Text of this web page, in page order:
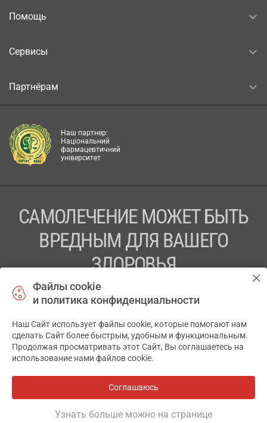
Помощь
Сервисы
Партнёрам
Наш партнер:
Національний
фармацевтичний
університет
САМОЛЕЧЕНИЕ МОЖЕТ БЫТЬ
ВРЕДНЫМ ДЛЯ ВАШЕГО
ЗДОРОВЬЯ
ПЕРЕД ПРИМЕНЕНИЕМ ПРЕПАРАТА
ПРОКОНСУЛЬТИРУЙТЕСЬ С ВРАЧОМ
ТОВ «АПТЕКА 911.ЮА» Код ЄДРПОУ 43631965.
Отказ от ответственности
АПТЕКА911.ЮА
Файлы cookie
и политика конфиденциальности
Наш Сайт использует файлы cookie, которые помогают нам
сделать Сайт более быстрым, удобным и функциональным.
Продолжая просматривать этот Сайт, Вы соглашаетесь на
использование нами файлов cookie.
Соглашаюсь
Узнать больше можно на странице
✕